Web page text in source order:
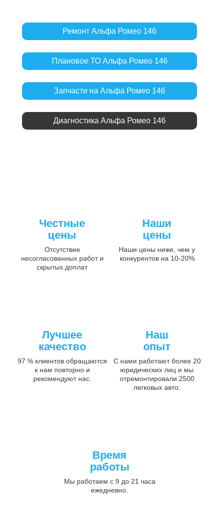
Ремонт Альфа Ромео 146
Плановое ТО Альфа Ромео 146
Запчасти на Альфа Ромео 146
Диагностика Альфа Ромео 146
Честные
цены
Отсутствие
несогласованных работ и
скрытых доплат
Наши
цены
Наши цены ниже, чем у
конкурентов на 10-20%
Лучшее
качество
97 % клиентов обращаются
к нам повторно и
рекомендуют нас.
Наш
опыт
С нами работают более 20
юридических лиц и мы
отремонтировали 2500
легковых авто.
Время
работы
Мы работаем с 9 до 21 часа
ежедневно.